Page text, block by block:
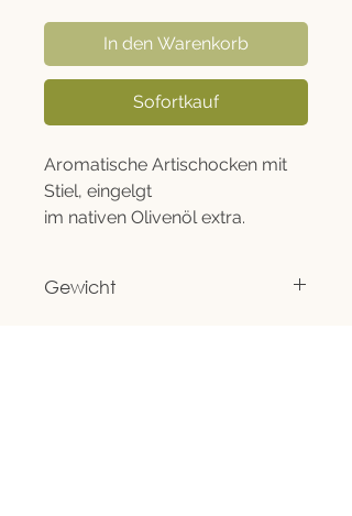
In den Warenkorb
Sofortkauf
Aromatische Artischocken mit
Stiel, eingelgt
im nativen Olivenöl extra.
Gewicht